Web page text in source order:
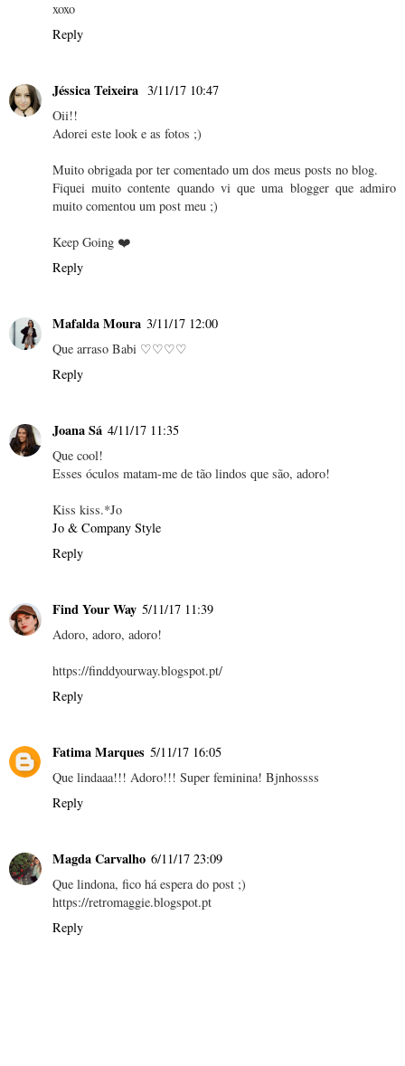
xoxo
Reply
Jéssica Teixeira 3/11/17 10:47
Oii!!
Adorei este look e as fotos ;)
Muito obrigada por ter comentado um dos meus posts no blog.
Fiquei muito contente quando vi que uma blogger que admiro
muito comentou um post meu ;)
Keep Going ❤️
Reply
Mafalda Moura 3/11/17 12:00
Que arraso Babi ♡♡♡♡
Reply
Joana Sá 4/11/17 11:35
Que cool!
Esses óculos matam-me de tão lindos que são, adoro!
Kiss kiss.*Jo
Jo & Company Style
Reply
Find Your Way 5/11/17 11:39
Adoro, adoro, adoro!
https://finddyourway.blogspot.pt/
Reply
Fatima Marques 5/11/17 16:05
Que lindaaa!!! Adoro!!! Super feminina! Bjnhossss
Reply
Magda Carvalho 6/11/17 23:09
Que lindona, fico há espera do post ;)
https://retromaggie.blogspot.pt
Reply